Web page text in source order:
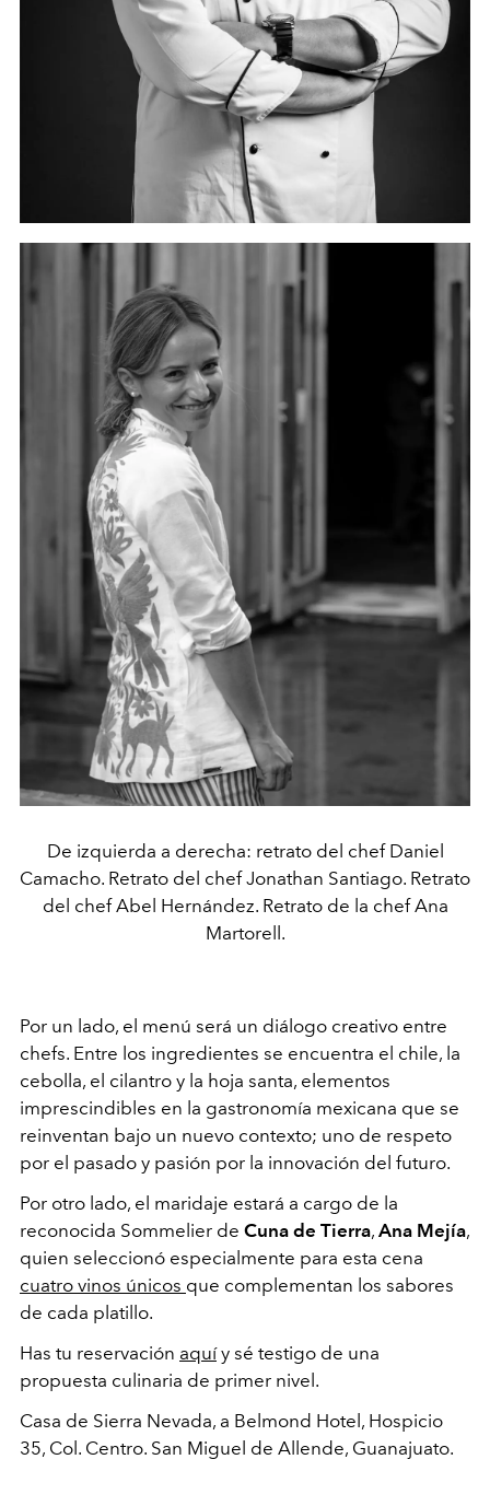
De izquierda a derecha: retrato del chef Daniel
Camacho. Retrato del chef Jonathan Santiago. Retrato
del chef Abel Hernández. Retrato de la chef Ana
Martorell.
Por un lado, el menú será un diálogo creativo entre
chefs. Entre los ingredientes se encuentra el chile, la
cebolla, el cilantro y la hoja santa, elementos
imprescindibles en la gastronomía mexicana que se
reinventan bajo un nuevo contexto; uno de respeto
por el pasado y pasión por la innovación del futuro.
Por otro lado, el maridaje estará a cargo de la
reconocida Sommelier de Cuna de Tierra, Ana Mejía,
quien seleccionó especialmente para esta cena
cuatro vinos únicos que complementan los sabores
de cada platillo.
Has tu reservación aquíy sé testigo de una
propuesta culinaria de primer nivel.
Casa de Sierra Nevada, a Belmond Hotel, Hospicio
35, Col. Centro. San Miguel de Allende, Guanajuato.